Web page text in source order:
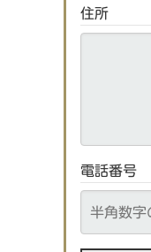
住所
電話番号